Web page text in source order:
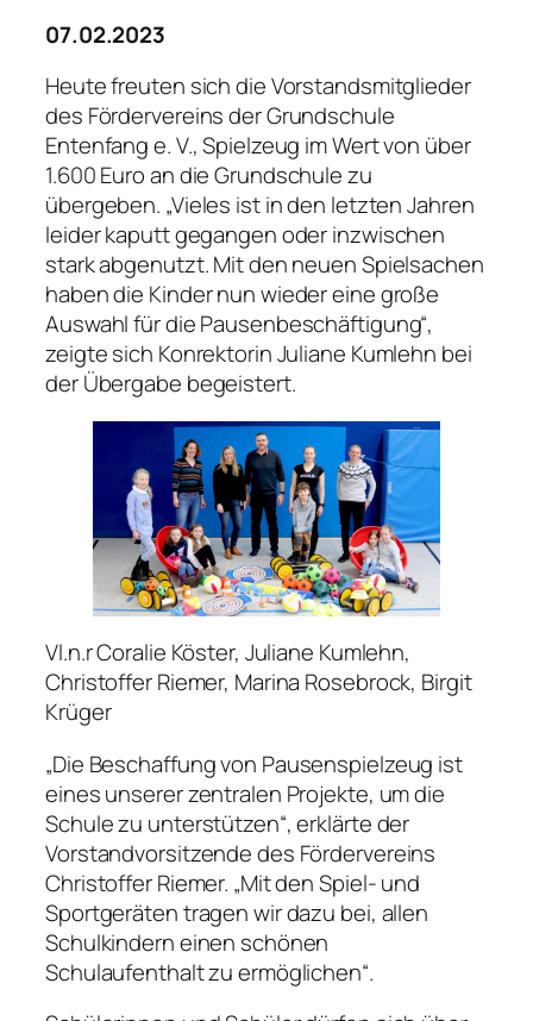
07.02.2023
Heute freuten sich die Vorstandsmitglieder
des Fördervereins der Grundschule
Entenfang e. V., Spielzeug im Wert von über
1.600 Euro an die Grundschule zu
übergeben. „Vieles ist in den letzten Jahren
leider kaputt gegangen oder inzwischen
stark abgenutzt. Mit den neuen Spielsachen
haben die Kinder nun wieder eine große
Auswahl für die Pausenbeschäftigung“,
zeigte sich Konrektorin Juliane Kumlehn bei
der Übergabe begeistert.
Vl.n.r Coralie Köster, Juliane Kumlehn,
Christoffer Riemer, Marina Rosebrock, Birgit
Krüger
„Die Beschaffung von Pausenspielzeug ist
eines unserer zentralen Projekte, um die
Schule zu unterstützen“, erklärte der
Vorstandvorsitzende des Fördervereins
Christoffer Riemer. „Mit den Spiel- und
Sportgeräten tragen wir dazu bei, allen
Schulkindern einen schönen
Schulaufenthalt zu ermöglichen“.